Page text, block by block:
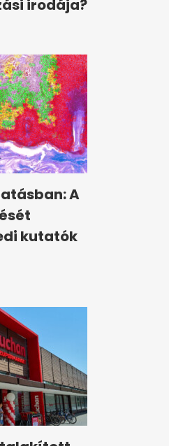
irodája?
A
kutatók